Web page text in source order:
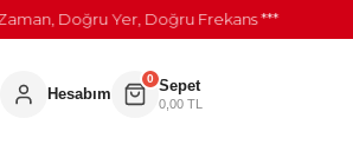
Doğru Yer, Doğru Frekans ***
Hesabım
0 Sepet
0,00 TL